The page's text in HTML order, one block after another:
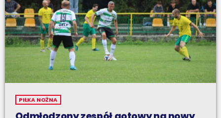
PIŁKA NOŻNA